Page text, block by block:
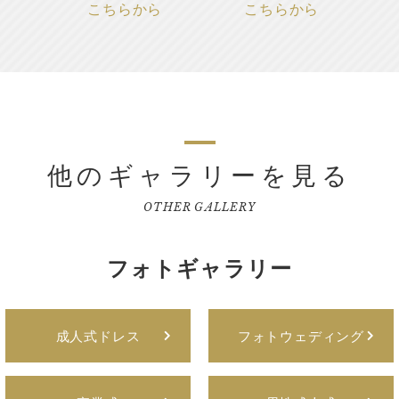
こちらから こちらから
他のギャラリーを見る
OTHER GALLERY
フォトギャラリー
成人式ドレス フォトウェディング